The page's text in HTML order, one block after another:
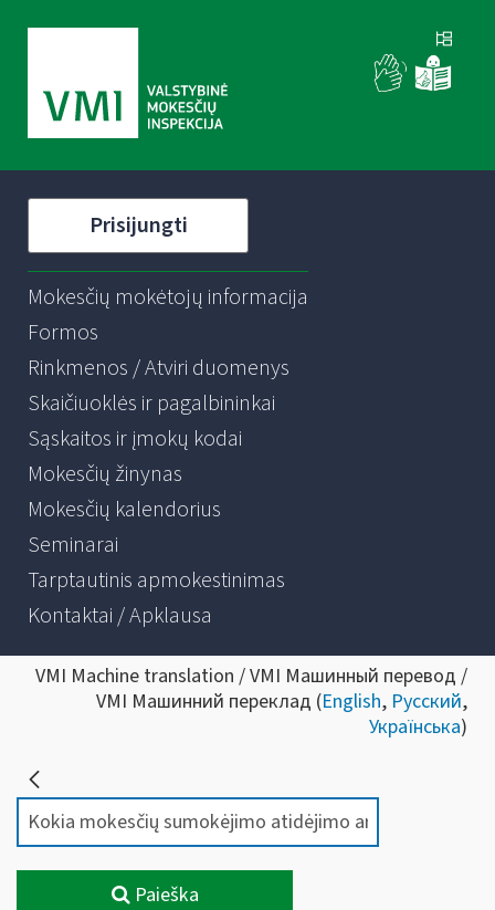
Prisijungti
Mokesčių mokėtojų informacija
Formos
Rinkmenos / Atviri duomenys
Skaičiuoklės ir pagalbininkai
Sąskaitos ir įmokų kodai
Mokesčių žinynas
Mokesčių kalendorius
Seminarai
Tarptautinis apmokestinimas
Kontaktai / Apklausa
VMI Machine translation / VMI Машинный перевод /
VMI Машинний переклад (English, Русский,
Українська)
Paieška